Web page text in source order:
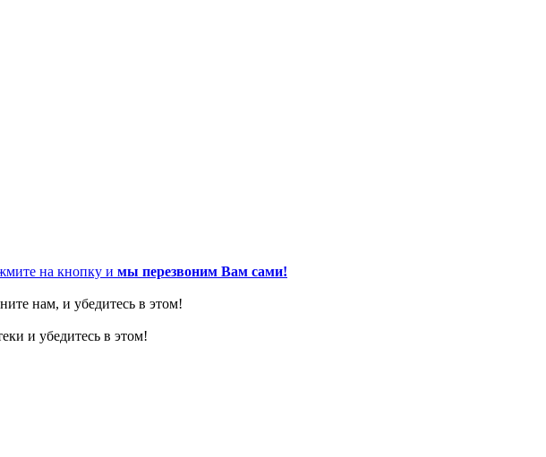
на кнопку и мы перезвоним Вам сами!
нам, и убедитесь в этом!
и убедитесь в этом!